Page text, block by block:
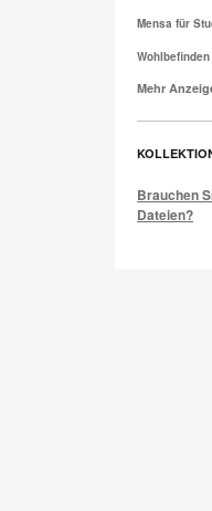
Mensa für
Mehr
Brauchen
Dateien?